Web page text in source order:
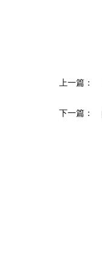
上一篇：
下一篇：